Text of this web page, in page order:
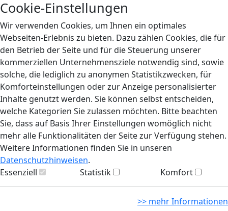
Cookie-Einstellungen
Wir verwenden Cookies, um Ihnen ein optimales
Webseiten-Erlebnis zu bieten. Dazu zählen Cookies, die für
den Betrieb der Seite und für die Steuerung unserer
kommerziellen Unternehmensziele notwendig sind, sowie
solche, die lediglich zu anonymen Statistikzwecken, für
Komforteinstellungen oder zur Anzeige personalisierter
Inhalte genutzt werden. Sie können selbst entscheiden,
welche Kategorien Sie zulassen möchten. Bitte beachten
Sie, dass auf Basis Ihrer Einstellungen womöglich nicht
mehr alle Funktionalitäten der Seite zur Verfügung stehen.
Weitere Informationen finden Sie in unseren
Datenschutzhinweisen.
Essenziell
Statistik Komfort
>> mehr Informationen